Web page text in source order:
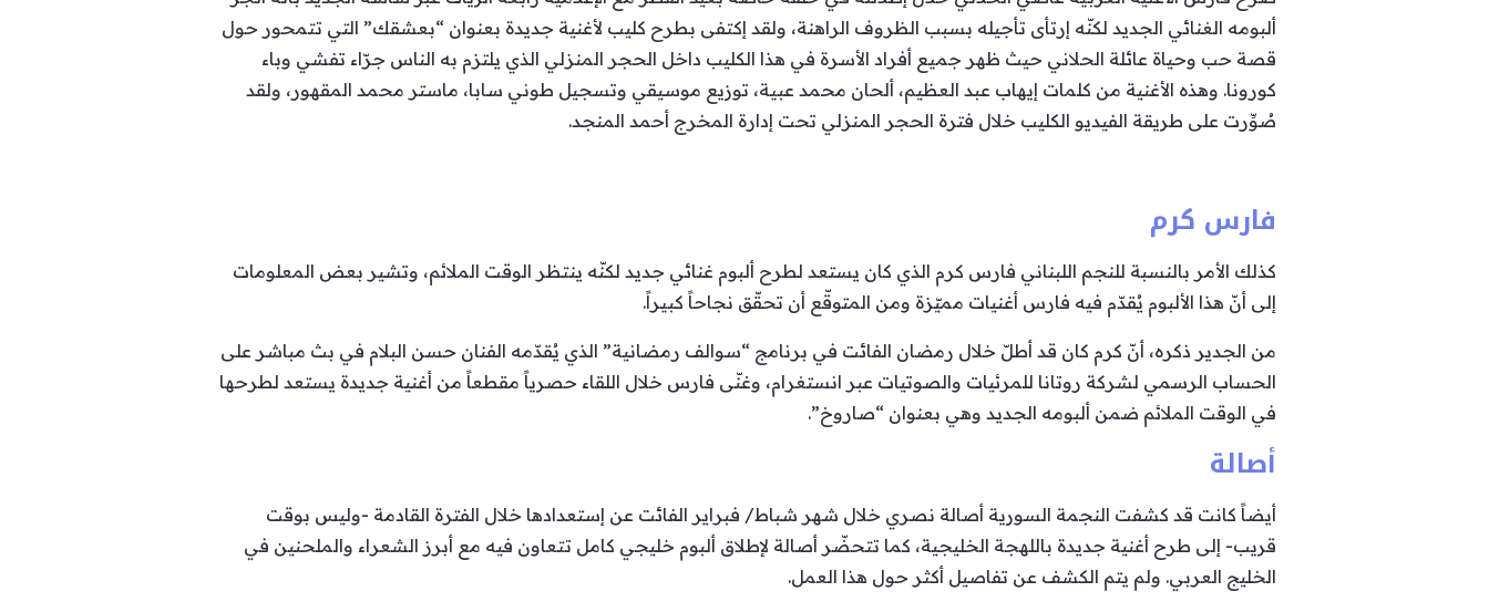
ألبومه الغنائي الجديد لكنّه إرتأى تأجيله بسبب الظروف الراهنة، ولقد إكتفى بطرح كليب لأغنية جديدة بعنوان “بعشقك” التي تتمحور حول
قصة حب وحياة عائلة الحلاني حيث ظهر جميع أفراد الأسرة في هذا الكليب داخل الحجر المنزلي الذي يلتزم به الناس جرّاء تفشي وباء
كورونا. وهذه الأغنية من كلمات إيهاب عبد العظيم، ألحان محمد عبية، توزيع موسيقي وتسجيل طوني سابا، ماستر محمد المقهور، ولقد
صُوِّرت على طريقة الفيديو الكليب خلال فترة الحجر المنزلي تحت إدارة المخرج أحمد المنجد.
فارس كرم
كذلك الأمر بالنسبة للنجم اللبناني فارس كرم الذي كان يستعد لطرح ألبوم غنائي جديد لكنّه ينتظر الوقت الملائم، وتشير بعض المعلومات
إلى أنّ هذا الألبوم يُقدّم فيه فارس أغنيات مميّزة ومن المتوقّع أن تحقّق نجاحاً كبيراً.
من الجدير ذكره، أنّ كرم كان قد أطلّ خلال رمضان الفائت في برنامج “سوالف رمضانية” الذي يُقدّمه الفنان حسن البلام في بث مباشر على
الحساب الرسمي لشركة روتانا للمرئيات والصوتيات عبر انستغرام، وغنّى فارس خلال اللقاء حصرياً مقطعاً من أغنية جديدة يستعد لطرحها
في الوقت الملائم ضمن ألبومه الجديد وهي بعنوان “صاروخ”.
أصالة
أيضاً كانت قد كشفت النجمة السورية أصالة نصري خلال شهر شباط/ فبراير الفائت عن إستعدادها خلال الفترة القادمة -وليس بوقت
قريب- إلى طرح أغنية جديدة باللهجة الخليجية، كما تتحضّر أصالة لإطلاق ألبوم خليجي كامل تتعاون فيه مع أبرز الشعراء والملحنين في
الخليج العربي. ولم يتم الكشف عن تفاصيل أكثر حول هذا العمل.